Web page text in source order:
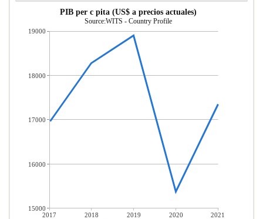
PIB per c pita (US$ a precios actuales)
Source:WITS - Country Profile
2017 2018 2019 2020
2021
19000
18000
17000
16000
15000